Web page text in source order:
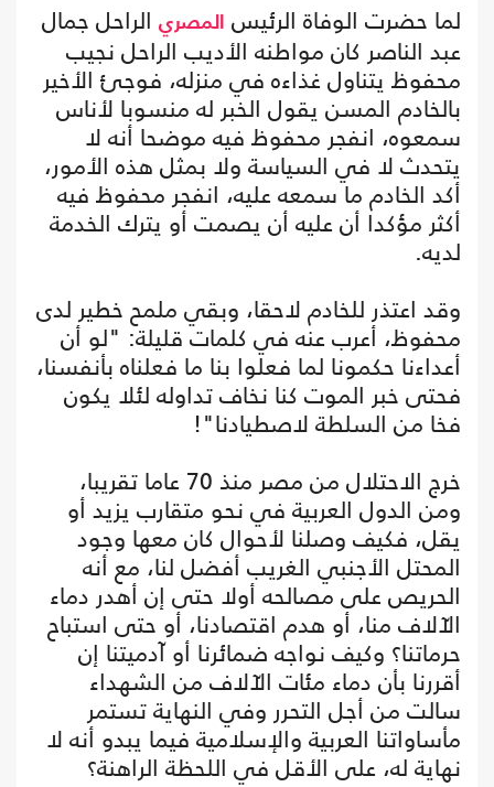
لما حضرت الوفاة الرئيس المصري الراحل جمال
عبد الناصر كان مواطنه الأديب الراحل نجيب
محفوظ يتناول غذاءه في منزله، فوجئ الأخير
بالخادم المسن يقول الخبر له منسوبا لأناس
سمعوه، انفجر محفوظ فيه موضحا أنه لا
يتحدث لا في السياسة ولا بمثل هذه الأمور،
أكد الخادم ما سمعه عليه، انفجر محفوظ فيه
أكثر مؤكدا أن عليه أن يصمت أو يترك الخدمة
لديه.
وقد اعتذر للخادم لاحقا، وبقي ملمح خطير لدى
محفوظ، أعرب عنه في كلمات قليلة: "لو أن
أعداءنا حكمونا لما فعلوا بنا ما فعلناه بأنفسنا،
فحتى خبر الموت كنا نخاف تداوله لئلا يكون
فخا من السلطة لاصطيادنا"!
خرج الاحتلال من مصر منذ 70 عاما تقريبا،
ومن الدول العربية في نحو متقارب يزيد أو
يقل، فكيف وصلنا لأحوال كان معها وجود
المحتل الأجنبي الغريب أفضل لنا، مع أنه
الحريص على مصالحه أولا حتى إن أهدر دماء
الآلاف منا، أو هدم اقتصادنا، أو حتى استباح
حرماتنا؟ وكيف نواجه ضمائرنا أو آدميتنا إن
أقررنا بأن دماء مئات الآلاف من الشهداء
سالت من أجل التحرر وفي النهاية تستمر
مأساواتنا العربية والإسلامية فيما يبدو أنه لا
نهاية له، على الأقل في اللحظة الراهنة؟